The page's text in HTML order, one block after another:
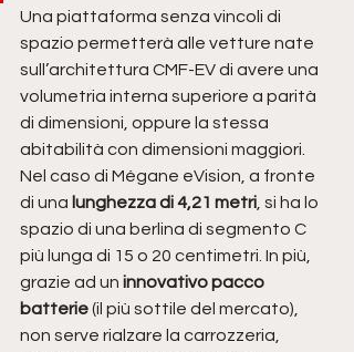
Una piattaforma senza vincoli di
spazio permetterà alle vetture nate
sull’architettura CMF-EV di avere una
volumetria interna superiore a parità
di dimensioni, oppure la stessa
abitabilità con dimensioni maggiori.
Nel caso di Mégane eVision, a fronte
di una lunghezza di 4,21 metri , si ha lo
spazio di una berlina di segmento C
più lunga di 15 o 20 centimetri. In più,
grazie ad un innovativo pacco
batterie (il più sottile del mercato),
non serve rialzare la carrozzeria,